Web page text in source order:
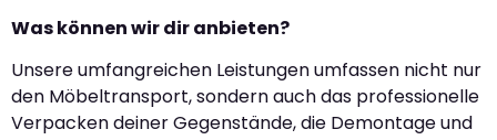
Was können wir dir anbieten?
Unsere umfangreichen Leistungen umfassen nicht nur
den Möbeltransport, sondern auch das professionelle
Verpacken deiner Gegenstände, die Demontage und